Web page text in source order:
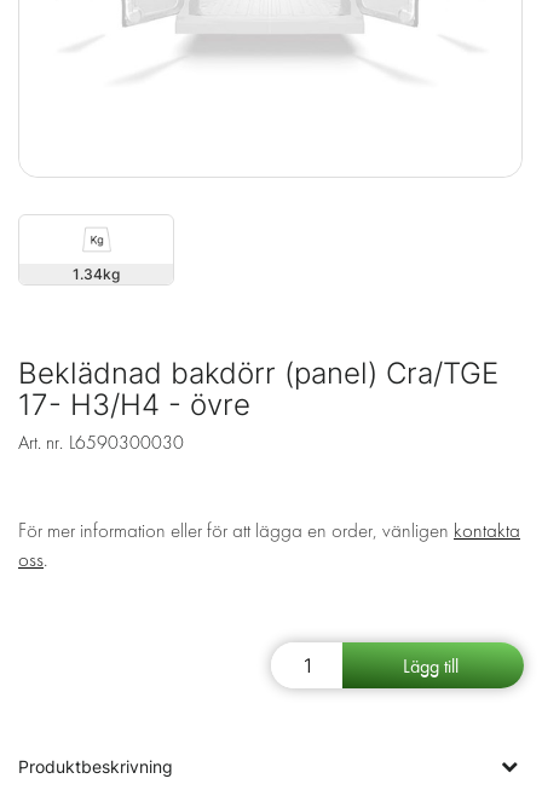
1.34
Beklädnad bakdörr (panel) Cra/TGE
17- H3/H4 - övre
Art. nr. L6590300030
För mer information eller för att lägga en order, vänligen kontakta
oss.
Produktbeskrivning